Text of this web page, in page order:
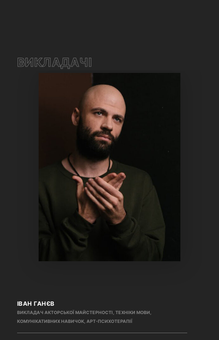
ВИКЛАДАЧІ
ІВАН ГАНЄВ
ВИКЛАДАЧ АКТОРСЬКОЇ МАЙСТЕРНОСТІ, ТЕХНІКИ МОВИ,
КОМУНІКАТИВНИХ НАВИЧОК, АРТ-ПСИХОТЕРАПІЇ